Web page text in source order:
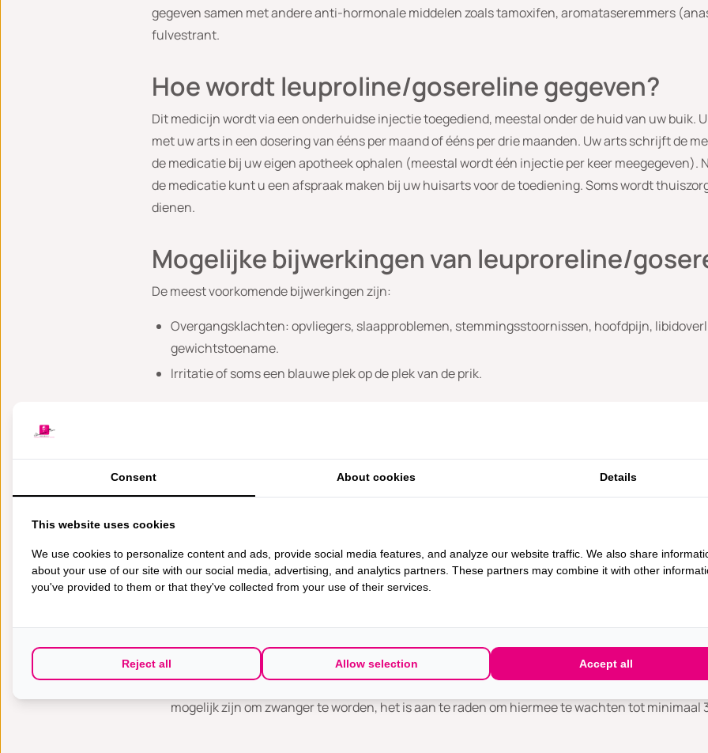
gegeven samen met andere anti-hormonale middelen zoals tamoxifen, aromataseremmers
fulvestrant.
Hoe wordt leuproline/gosereline gegeven?
Dit medicijn wordt via een onderhuidse injectie toegediend, meestal onder de huid van uw buik.
met uw arts in een dosering van ééns per maand of ééns per drie maanden. Uw arts schrijft de
de medicatie bij uw eigen apotheek ophalen (meestal wordt één injectie per keer meegegeven).
de medicatie kunt u een afspraak maken bij uw huisarts voor de toediening. Soms wordt
dienen.
Mogelijke bijwerkingen van leuproreline/
De meest voorkomende bijwerkingen zijn:
Overgangsklachten: opvliegers, slaapproblemen, stemmingsstoornissen, hoofdpijn,
gewichtstoename.
Irritatie of soms een blauwe plek op de plek van de prik.
Wat u moet weten tijdens het gebruik van
Na de start van de behandeling kunt u nog één keer ongesteld worden, daarna is het de
wegblijven.
Uw arts zal met u afspreken wanneer de werking van het medicijn gecontroleerd wordt
Tijdens de behandeling en tot en met 3 maanden na de laatste injectie is het aan te bevelen
voorbehoedsmiddelen te gebruiken.
Neem bij vaginaal bloedverlies altijd contact op met uw arts of verpleegkundig specialist.
Zeker in het begin van de behandeling hebben sommige vrouwen klachten die ze ook
Na het stoppen van leuproreline/gosereline kunnen de eierstokken soms weer hormonen
groter de kans dat uw eierstokken zich herstellen en de menstruaties en vruchtbaarheid
mogelijk zijn om zwanger te worden, het is aan te raden om hiermee te wachten tot
Consent About cookies Details
This website uses cookies
We use cookies to personalize content and ads, provide social media features, and analyze our website traffic. We also share
about your use of our site with our social media, advertising, and analytics partners. These partners may combine it with other
you've provided to them or that they've collected from your use of their services.
Reject all Allow selection Accept all